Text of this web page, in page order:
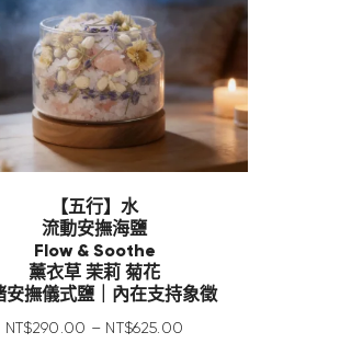
【五行】水
流動安撫海鹽
Flow & Soothe
薰衣草 茉莉 菊花
安撫儀式鹽｜內在支持象徵
NT$290 00 – NT$625 00